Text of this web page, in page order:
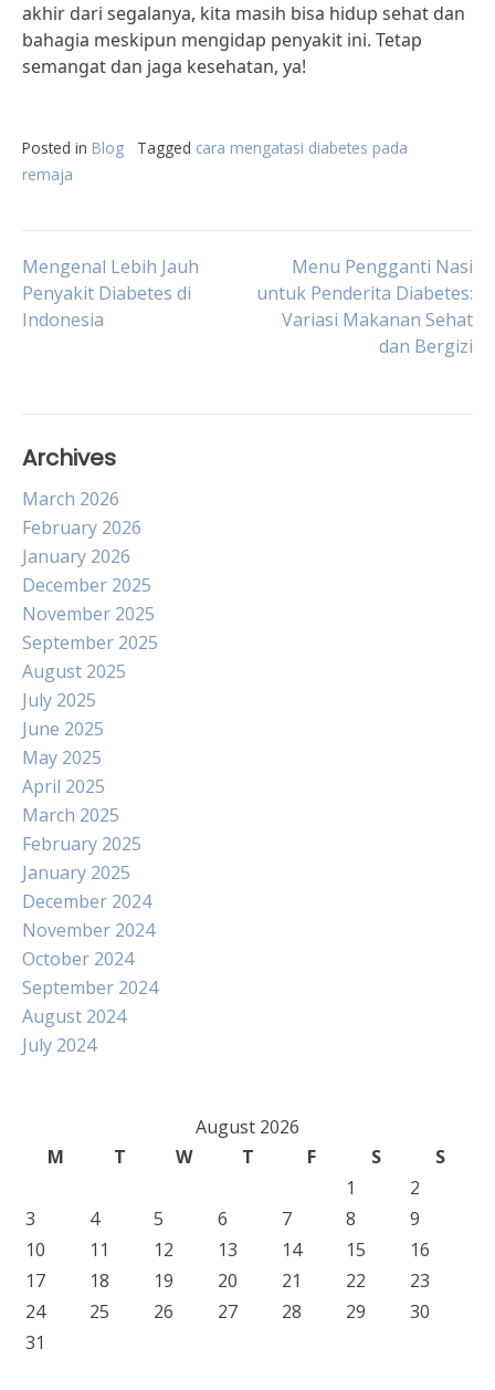
akhir dari segalanya, kita masih bisa hidup sehat dan
bahagia meskipun mengidap penyakit ini. Tetap
semangat dan jaga kesehatan, ya!
Posted in Blog Tagged cara mengatasi diabetes pada
remaja
Post
navigation
Mengenal Lebih Jauh
Penyakit Diabetes di
Indonesia
Menu Pengganti Nasi
untuk Penderita Diabetes:
Variasi Makanan Sehat
dan Bergizi
Archives
March 2026
February 2026
January 2026
December 2025
November 2025
September 2025
August 2025
July 2025
June 2025
May 2025
April 2025
March 2025
February 2025
January 2025
December 2024
November 2024
October 2024
September 2024
August 2024
July 2024
August 2026
M
T W T F S
S
1
2
3
4 5 6 7 8
9
10
11 12 13 14 15
16
17
18 19 20 21 22
23
24
25 26 27 28 29
30
31